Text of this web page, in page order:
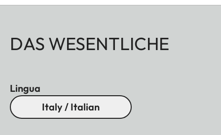
DAS WESENTLICHE
Lingua
Italy / Italian